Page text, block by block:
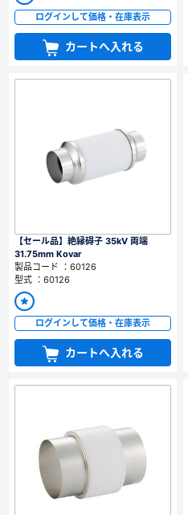
ログインして価格・在庫表示
カートへ入れる
【セール品】絶縁碍子 35kV 両端
31.75mm Kovar
製品コード ：60126
型式 ：60126
ログインして価格・在庫表示
カートへ入れる